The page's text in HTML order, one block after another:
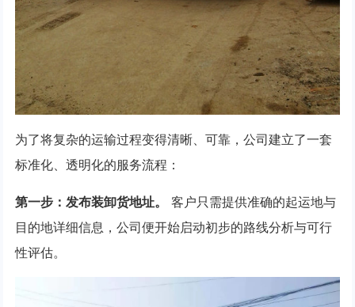
为了将复杂的运输过程变得清晰、可靠，公司建立了一套
标准化、透明化的服务流程：
第一步：发布装卸货地址。
客户只需提供准确的起运地与
目的地详细信息，公司便开始启动初步的路线分析与可行
性评估。